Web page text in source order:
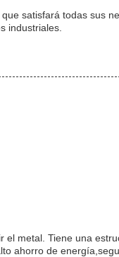
satisfará todas sus
industriales.
metal. Tiene una
ahorro de